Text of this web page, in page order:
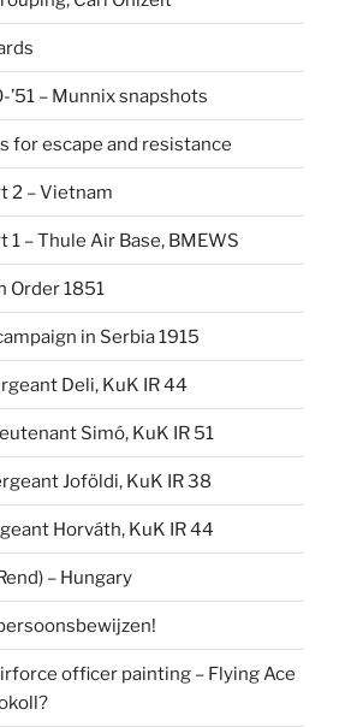
’51 – Munnix snapshots
for escape and resistance
2 – Vietnam
1 – Thule Air Base, BMEWS
Order 1851
in Serbia 1915
Deli, KuK IR 44
Simó, KuK IR 51
Joföldi, KuK IR 38
Horváth, KuK IR 44
– Hungary
officer painting – Flying Ace